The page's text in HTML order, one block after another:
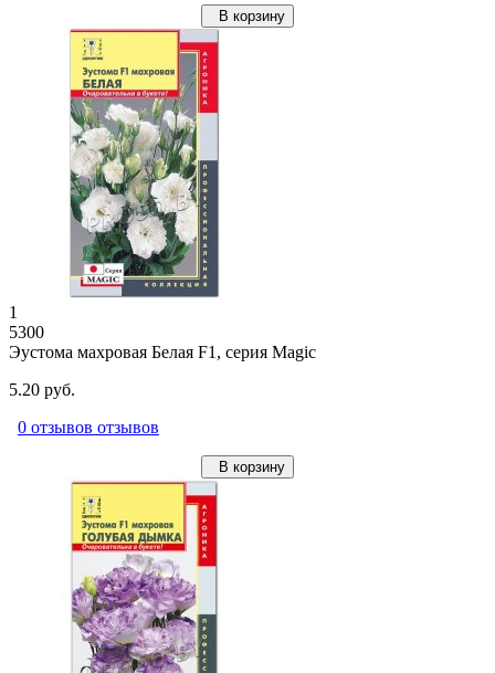
В корзину
1
5300
Эустома махровая Белая F1, серия Magic
5.20 руб.
0 отзывов отзывов
В корзину